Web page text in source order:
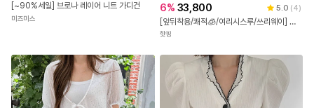
[~90%세일] 브로나 레이어 니트 가디건
미즈미스
6% 33,800 5.0 (4)
[앞뒤착용/쾌적🧊/여리시스루/쓰리웨이] 레비오 양면착용 사선버튼 랩 여름니트 긴팔가디건(44~99)(빅사이즈가디건-니트가디건-투웨이가디건-사선버튼가디건-체형커버-루즈핏-오버핏)
핫핑